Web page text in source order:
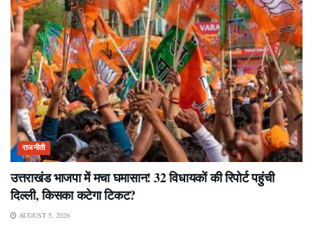
राजनीती
उत्तराखंड भाजपा में मचा घमासान! 32 विधायकों की रिपोर्ट पहुंची
दिल्ली, किसका कटेगा टिकट?
AUGUST 5, 2026